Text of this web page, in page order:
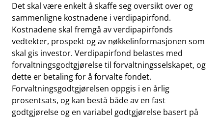
Det skal være enkelt å skaffe seg oversikt over og
sammenligne kostnadene i verdipapirfond.
Kostnadene skal fremgå av verdipapirfonds
vedtekter, prospekt og av nøkkelinformasjonen som
skal gis investor. Verdipapirfond belastes med
forvaltningsgodtgjørelse til forvaltningsselskapet, og
dette er betaling for å forvalte fondet.
Forvaltningsgodtgjørelsen oppgis i en årlig
prosentsats, og kan bestå både av en fast
godtgjørelse og en variabel godtgjørelse basert på